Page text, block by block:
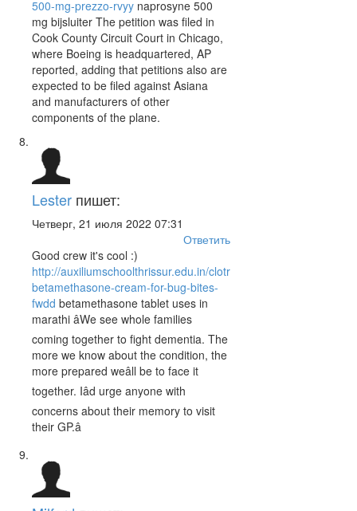
500-mg-prezzo-rvyy naprosyne 500
mg bijsluiter The petition was filed in
Cook County Circuit Court in Chicago,
where Boeing is headquartered, AP
reported, adding that petitions also are
expected to be filed against Asiana
and manufacturers of other
components of the plane.
Lester пишет:
Четверг, 21 июля 2022 07:31
Ответить
Good crew it's cool :)
http://auxiliumschoolthrissur.edu.in/clotrimazole-
betamethasone-cream-for-bug-bites-
fwdd betamethasone tablet uses in
marathi âWe see whole families
coming together to fight dementia. The
more we know about the condition, the
more prepared weâll be to face it
together. Iâd urge anyone with
concerns about their memory to visit
their GP.â